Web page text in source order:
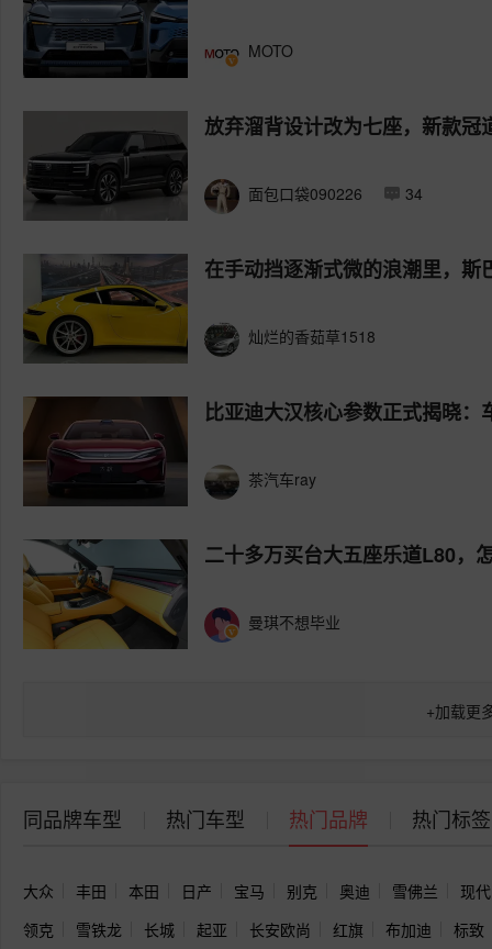
MOTO
放弃溜背设计改为七座，新款
面包口袋090226 34
在手动挡逐渐式微的浪潮里，
灿烂的香茹草1518
比亚迪大汉核心参数正式揭晓
茶汽车ray
二十多万买台大五座乐道L80，
曼琪不想毕业
+加载更
同品牌车型 热门车型 热门品牌 热门标签
大众 丰田 本田 日产 宝马 别克 奥迪 雪佛兰
现代
领克
雪铁龙 长城 起亚 长安欧尚 红旗 布加迪 标致